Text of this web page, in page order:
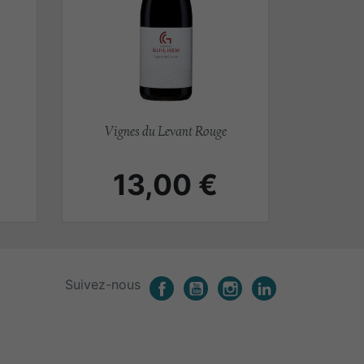
Aperçu rapide
Vignes du Levant Rouge
Prix
13,00 €
Suivez-nous